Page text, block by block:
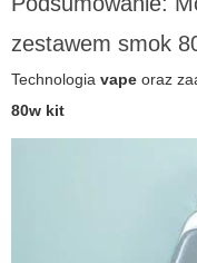
zestawem smok
Technologia vape oraz
80w kit